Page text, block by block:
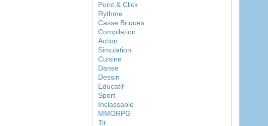
Point & Click
Rythme
Casse Briques
Compilation
Action
Simulation
Cuisine
Danse
Dessin
Educatif
Sport
Inclassable
MMORPG
Tir